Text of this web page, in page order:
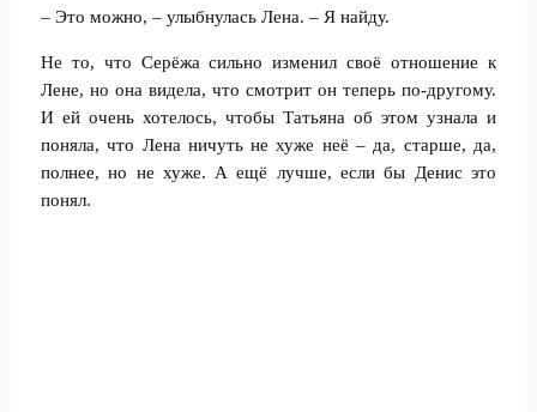
– Это можно, – улыбнулась Лена. – Я найду.
Не то, что Серёжа сильно изменил своё отношение к
Лене, но она видела, что смотрит он теперь по-другому.
И ей очень хотелось, чтобы Татьяна об этом узнала и
поняла, что Лена ничуть не хуже неё – да, старше, да,
полнее, но не хуже. А ещё лучше, если бы Денис это
понял.